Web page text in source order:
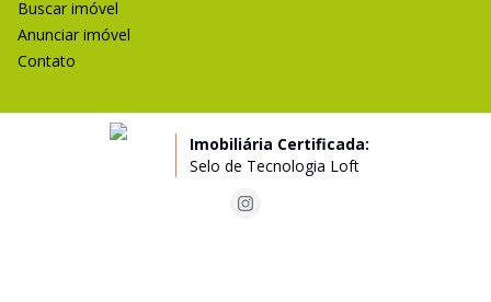
Buscar imóvel
Anunciar imóvel
Contato
Imobiliária Certificada:
Selo de Tecnologia Loft